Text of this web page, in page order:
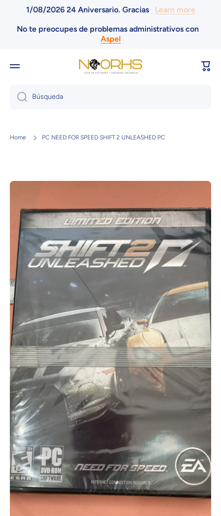
Ir directamente al contenido
1/08/2026 24 Aniversario. Gracias Learn more
No te preocupes de problemas administrativos con
Aspel
Búsqueda
Home PC NEED FOR SPEED SHIFT 2 UNLEASHED PC
Ir directamente a la información del producto